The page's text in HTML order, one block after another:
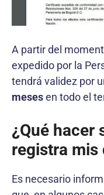
A partir del
expedido por la
tendrá validez por
mesesen todo el
¿Qué hacer
registra mis
Es necesario